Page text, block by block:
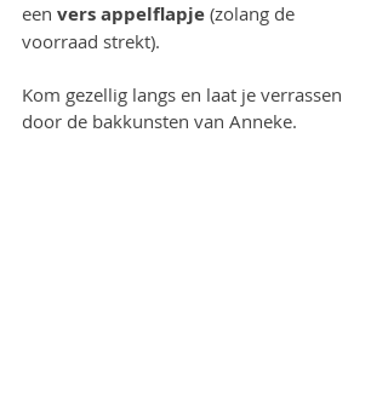
een vers appelflapje (zolang de
voorraad strekt).
Kom gezellig langs en laat je verrassen
door de bakkunsten van Anneke.